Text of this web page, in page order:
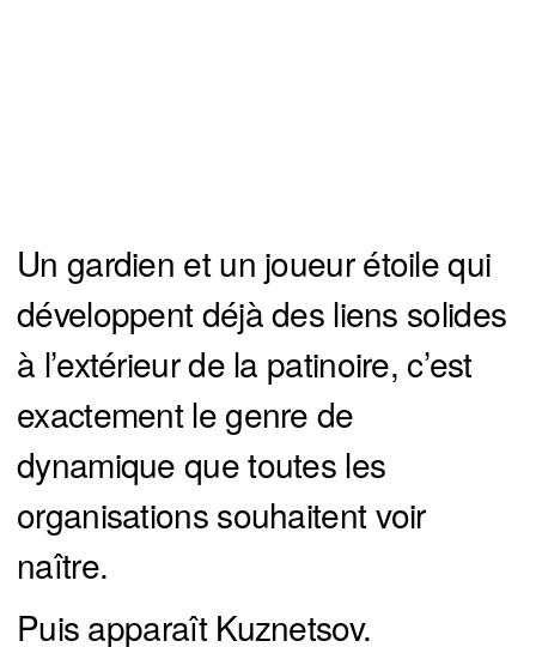
Un gardien et un joueur étoile qui
développent déjà des liens solides
à l’extérieur de la patinoire, c’est
exactement le genre de
dynamique que toutes les
organisations souhaitent voir
naître.
Puis apparaît Kuznetsov.